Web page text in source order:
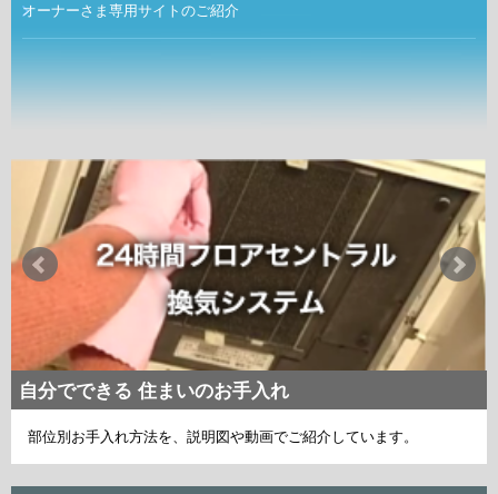
オーナーさま専用サイトのご紹介
自分でできる 住まいのお手入れ
部位別お手入れ方法を、説明図や動画でご紹介しています。